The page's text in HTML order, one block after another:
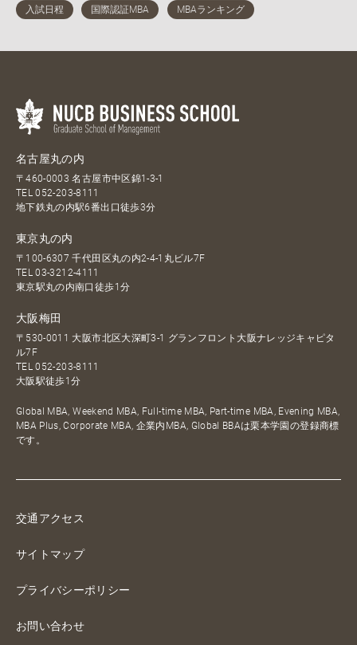
名古屋丸の内
〒460-0003 名古屋市中区錦1-3-1
TEL052-203-8111
地下鉄丸の内駅6番出口徒歩3分
東京丸の内
〒100-6307 千代田区丸の内2-4-1丸ビル7F
TEL03-3212-4111
東京駅丸の内南口徒歩1分
大阪梅田
〒530-0011 大阪市北区大深町3-1 グランフロント大阪ナレッジキャピタ
ル7F
TEL052-203-8111
大阪駅徒歩1分
Global MBA, Weekend MBA, Full-time MBA, Part-time MBA, Evening MBA,
MBA Plus, Corporate MBA, 企業内MBA, Global BBAは栗本学園の登録商標
です。
交通アクセス
サイトマップ
プライバシーポリシー
お問い合わせ